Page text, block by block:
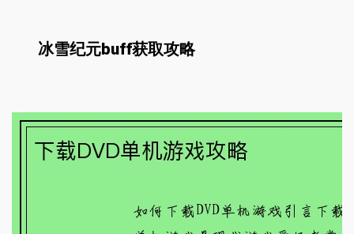
冰雪纪元buff获取攻略